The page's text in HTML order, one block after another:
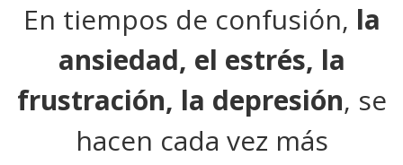
En tiempos de confusión, la
ansiedad, el estrés, la
frustración, la depresión, se
hacen cada vez más